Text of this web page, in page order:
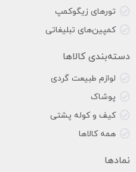
تورهای زیگوکمپ
کمپین‌های تبلیغاتی
دسته‌بندی کالاها
لوازم طبیعت گردی
پوشاک
کیف و کوله پشتی
همه کالاها
نمادها